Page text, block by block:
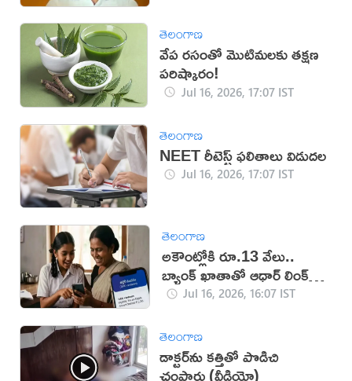
తెలంగాణ
వేప రసంతో మొటిమలకు తక్షణ
పరిష్కారం!
Jul 16, 2026, 17:07 IST
తెలంగాణ
NEET రీటెస్ట్ ఫలితాలు విడుదల
Jul 16, 2026, 17:07 IST
తెలంగాణ
అకౌంట్లోకి రూ.13 వేలు..
బ్యాంక్ ఖాతాతో ఆధార్ లింక్
తప్పనిసరి!
Jul 16, 2026, 16:07 IST
తెలంగాణ
డాక్టర్‌ను కత్తితో పొడిచి